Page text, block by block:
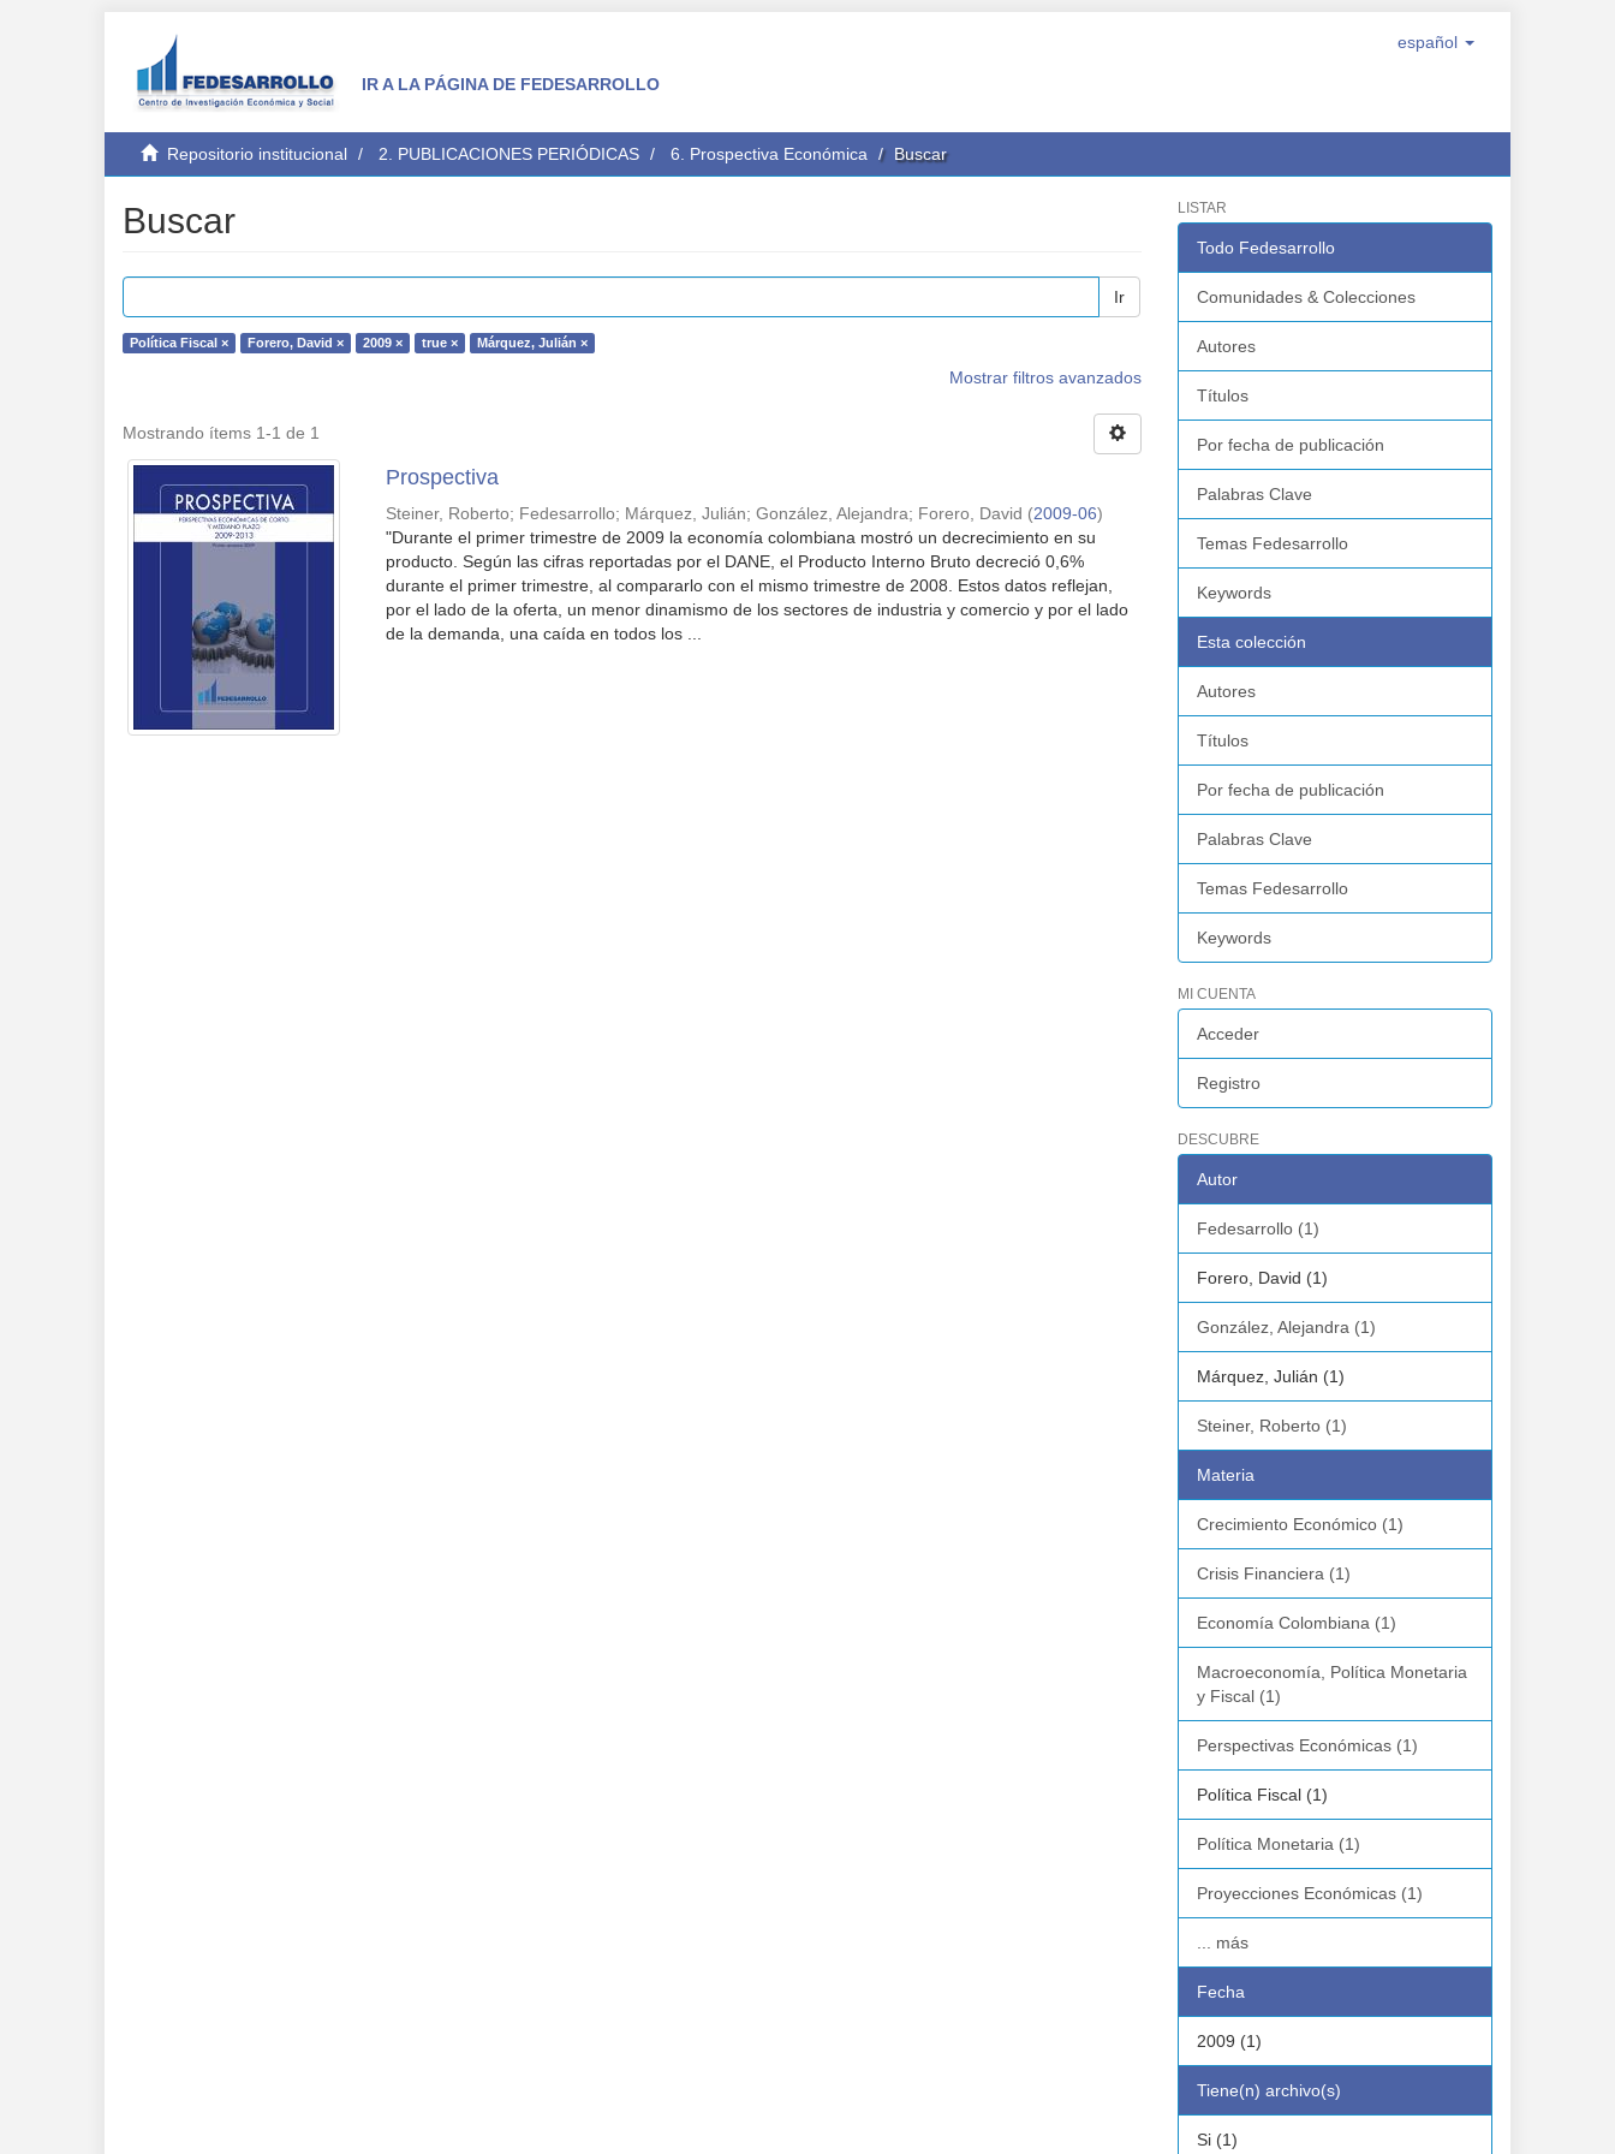
IR A LA PÁGINA DE FEDESARROLLO
español
Repositorio institucional 2. PUBLICACIONES PERIÓDICAS 6. Prospectiva Económica Buscar
Buscar
Ir
Política Fiscal × Forero, David × 2009 × true × Márquez, Julián ×
Mostrar filtros avanzados
Mostrando ítems 1-1 de 1
Prospectiva
Steiner, Roberto; Fedesarrollo; Márquez, Julián;González, Alejandra; Forero, David (2009-06)
"Durante el primer trimestre de 2009 la economía colombiana mostró un decrecimiento en su
producto. Según las cifras reportadas por el DANE, el Producto Interno Bruto decreció 0,6%
durante el primer trimestre, al compararlo con el mismo trimestre de 2008. Estos datos reflejan,
por el lado de la oferta, un menor dinamismo de los sectores de industria y comercio y por el lado
de la demanda, una caída en todos los ...
LISTAR
Todo Fedesarrollo
Comunidades & Colecciones
Autores
Títulos
Por fecha de publicación
Palabras Clave
Temas Fedesarrollo
Keywords
Esta colección
Autores
Títulos
Por fecha de publicación
Palabras Clave
Temas Fedesarrollo
Keywords
MI CUENTA
Acceder
Registro
DESCUBRE
Autor
Fedesarrollo (1)
Forero, David (1)
González, Alejandra (1)
Márquez, Julián (1)
Steiner, Roberto (1)
Materia
Crecimiento Económico (1)
Crisis Financiera (1)
Economía Colombiana (1)
Macroeconomía, Política Monetaria
y Fiscal (1)
Perspectivas Económicas (1)
Política Fiscal (1)
Política Monetaria (1)
Proyecciones Económicas (1)
... más
Fecha
2009 (1)
Tiene(n) archivo(s)
Si (1)